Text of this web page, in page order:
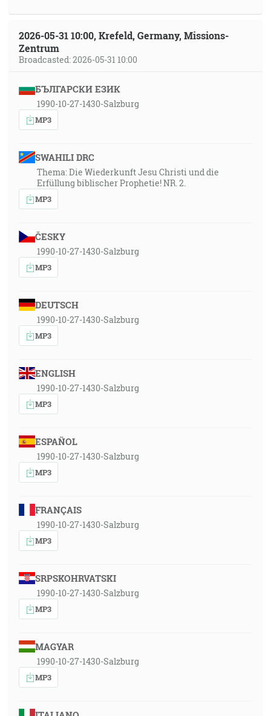
2026-05-31 10:00, Krefeld, Germany, Missions-
Zentrum
Broadcasted: 2026-05-31 10:00
БЪЛГАРСКИ ЕЗИК
1990-10-27-1430-Salzburg
MP3
SWAHILI DRC
Thema: Die Wiederkunft Jesu Christi und die
Erfüllung biblischer Prophetie! NR. 2.
MP3
ČESKY
1990-10-27-1430-Salzburg
MP3
DEUTSCH
1990-10-27-1430-Salzburg
MP3
ENGLISH
1990-10-27-1430-Salzburg
MP3
ESPAÑOL
1990-10-27-1430-Salzburg
MP3
FRANÇAIS
1990-10-27-1430-Salzburg
MP3
SRPSKOHRVATSKI
1990-10-27-1430-Salzburg
MP3
MAGYAR
1990-10-27-1430-Salzburg
MP3